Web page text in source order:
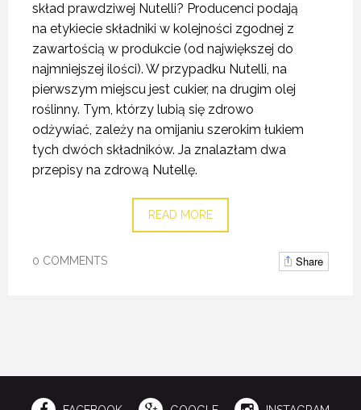
skład prawdziwej Nutelli? Producenci podają
na etykiecie składniki w kolejności zgodnej z
zawartością w produkcie (od największej do
najmniejszej ilości). W przypadku Nutelli, na
pierwszym miejscu jest cukier, na drugim olej
roślinny. Tym, którzy lubią się zdrowo
odżywiać, zależy na omijaniu szerokim łukiem
tych dwóch składników. Ja znalazłam dwa
przepisy na zdrową Nutellę.
READ MORE
0 COMMENTS Share